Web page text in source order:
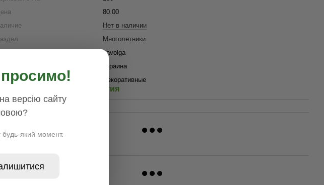
80.00
Нет в наличии
Многолетники
Tavolga
Украина
Декоративные
Гарантия
версію сайту
який момент.